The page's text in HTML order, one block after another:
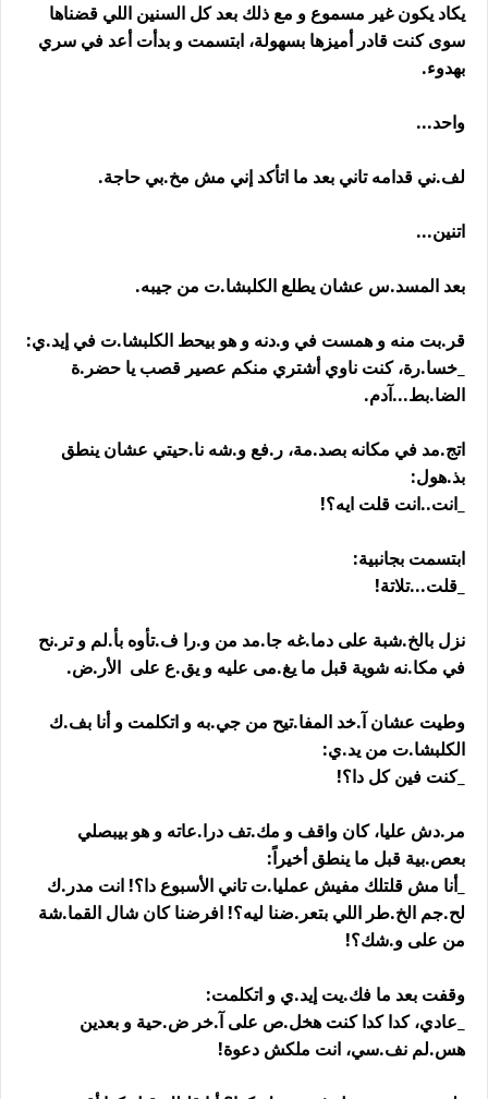
يكاد يكون غير مسموع و مع ذلك بعد كل السنين اللي قضناها
سوى كنت قادر أميزها بسهولة، ابتسمت و بدأت أعد في سري
بهدوء.
واحد...
لف.ني قدامه تاني بعد ما اتأكد إني مش مخ.بي حاجة.
اتنين...
بعد المسد.س عشان يطلع الكلبشا.ت من جيبه.
قر.بت منه و همست في و.دنه و هو بيحط الكلبشا.ت في إيد.ي:
_خسا.رة، كنت ناوي أشتري منكم عصير قصب يا حضر.ة
الضا.بط...آدم.
اتج.مد في مكانه بصد.مة، ر.فع و.شه نا.حيتي عشان ينطق
بذ.هول:
_انت..انت قلت ايه؟!
ابتسمت بجانبية:
_قلت...تلاتة!
نزل بالخ.شبة على دما.غه جا.مد من و.را ف.تأوه بأ.لم و تر.نح
في مكا.نه شوية قبل ما يغ.مى عليه و يق.ع على الأر.ض.
وطيت عشان آ.خد المفا.تيح من جي.به و اتكلمت و أنا بف.ك
الكلبشا.ت من يد.ي:
_كنت فين كل دا؟!
مر.دش عليا، كان واقف و مك.تف درا.عاته و هو بيبصلي
بعص.بية قبل ما ينطق أخيراً:
_أنا مش قلتلك مفيش عمليا.ت تاني الأسبوع دا؟! انت مدر.ك
لح.جم الخ.طر اللي بتعر.ضنا ليه؟! افرضنا كان شال القما.شة
من على و.شك؟!
وقفت بعد ما فك.يت إيد.ي و اتكلمت:
_عادي، كدا كدا كنت هخل.ص على آ.خر ض.حية و بعدين
هس.لم نف.سي، انت ملكش دعوة!